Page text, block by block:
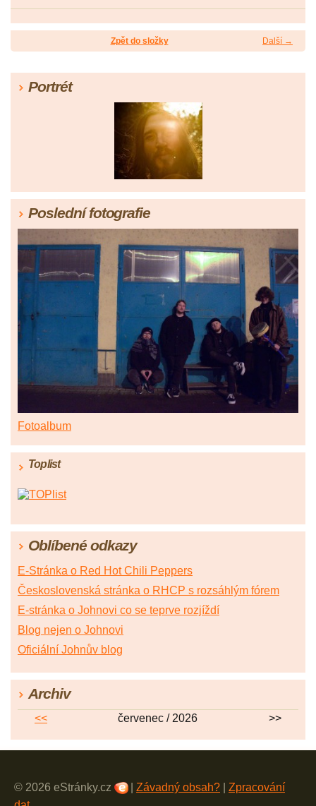
Další →
Zpět do složky
Portrét
Poslední fotografie
Fotoalbum
Toplist
Oblíbené odkazy
E-Stránka o Red Hot Chili Peppers
Československá stránka o RHCP s rozsáhlým fórem
E-stránka o Johnovi co se teprve rozjíždí
Blog nejen o Johnovi
Oficiální Johnův blog
Archiv
<< červenec / 2026 >>
© 2026 eStránky.cz Závadný obsah?
Zpracování